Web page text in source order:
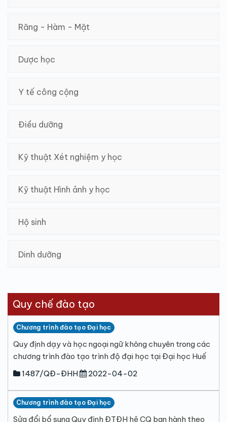
Răng - Hàm - Mặt
Dược học
Y tế công cộng
Điều dưỡng
Kỹ thuật Xét nghiệm y học
Kỹ thuật Hình ảnh y học
Hộ sinh
Dinh dưỡng
Quy chế đào tạo
Chương trình đào tạo Đại học
Quy định dạy và học ngoại ngữ không chuyên trong các
chương trình đào tạo trình độ đại học tại Đại học Huế
1487/QĐ-ĐHH
2022-04-02
Chương trình đào tạo Đại học
Sửa đổi bổ sung Quy định ĐTĐH hệ CQ ban hành theo